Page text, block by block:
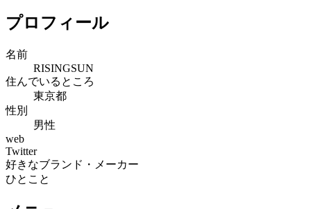
プロフィール
名前
RISINGSUN
住んでいるところ
東京都
性別
男性
web
Twitter
好きなブランド・メーカー
ひとこと